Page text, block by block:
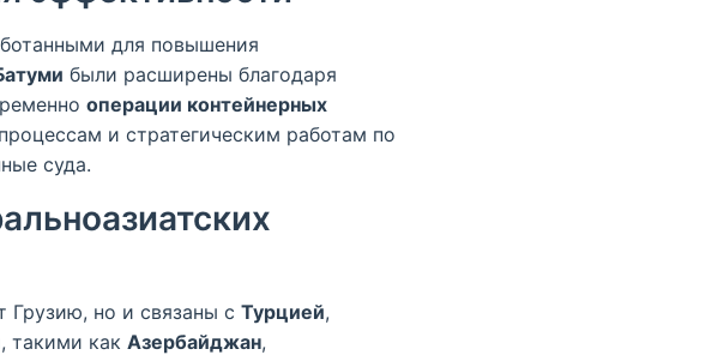
для повышения
были расширены благодаря
операции контейнерных
и стратегическим работам по
суда.
Грузию, но и связаны с Турцией,
такими как Азербайджан,